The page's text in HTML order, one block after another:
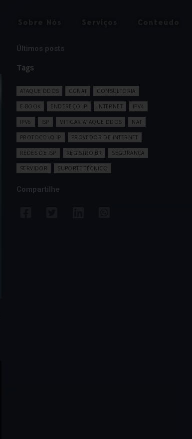
Últimos posts
Tags
ATAQUE DDOS CGNAT CONSULTORIA
E-BOOK ENDEREÇO IP INTERNET IPV4
IPV6 ISP MITIGAR ATAQUE DDOS NAT
PROTOCOLO IP PROVEDOR DE INTERNET
REDES DE ISP REGISTRO BR SEGURANÇA
SERVIDOR SUPORTE TÉCNICO
Compartilhe